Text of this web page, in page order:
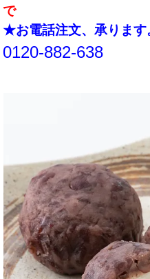
で
★お電話注文、承ります
0120-882-638